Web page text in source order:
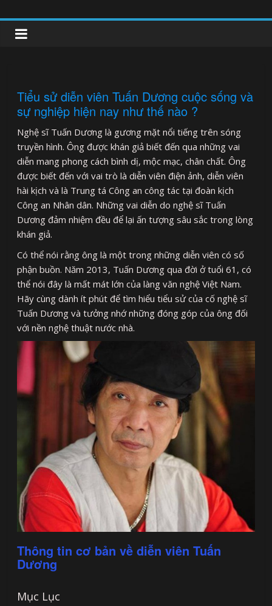
to
content
clipnonglive.com
Tiểu sử diễn viên Tuấn Dương cuộc sống và
sự nghiệp hiện nay như thế nào ?
Nghệ sĩ Tuấn Dương là gương mặt nổi tiếng trên sóng
truyền hình. Ông được khán giả biết đến qua những vai
diễn mang phong cách bình dị, mộc mạc, chân chất. Ông
được biết đến với vai trò là diễn viên điện ảnh, diễn viên
hài kịch và là Trung tá Công an công tác tại đoàn kịch
Công an Nhân dân. Những vai diễn do nghệ sĩ Tuấn
Dương đảm nhiệm đều để lại ấn tượng sâu sắc trong lòng
khán giả.
Có thể nói rằng ông là một trong những diễn viên có số
phận buồn. Năm 2013, Tuấn Dương qua đời ở tuổi 61, có
thể nói đây là mất mát lớn của làng văn nghệ Việt Nam.
Hãy cùng dành ít phút để tìm hiểu tiểu sử của cố nghệ sĩ
Tuấn Dương và tưởng nhớ những đóng góp của ông đối
với nền nghệ thuật nước nhà.
Thông tin cơ bản về diễn viên Tuấn
Dương
Mục Lục